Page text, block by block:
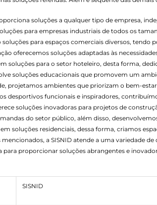
soluções a qualquer tipo de empresa,
para empresas industriais de todos os
para espaços comerciais diversos, tendo
oferecemos soluções adaptadas às
soluções para o setor hoteleiro, desta forma,
soluções educacionais que promovem um
projetamos ambientes que priorizam o bem-
desportivos funcionais e inspiradores,
soluções inovadoras para projetos de
do setor público, além disso,
soluções residenciais, dessa forma, criamos
a SISNID atende a uma variedade
para proporcionar soluções abrangentes e
SISNID